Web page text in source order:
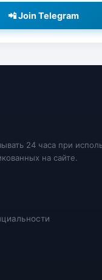
📲 Join Telegram
24 часа при
на сайте.